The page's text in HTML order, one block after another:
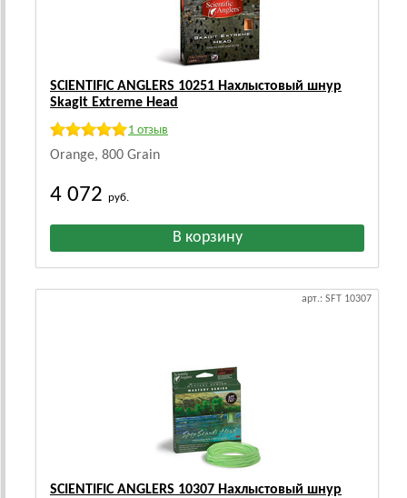
SCIENTIFIC ANGLERS 10251 Нахлыстовый шнур
Skagit Extreme Head
1 отзыв
Orange, 800 Grain
4 072 руб.
арт.: SFT 10307
SCIENTIFIC ANGLERS 10307 Нахлыстовый шнур